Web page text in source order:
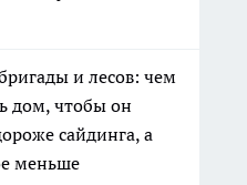
и лесов: чем
дом, чтобы он
сайдинга, а
меньше